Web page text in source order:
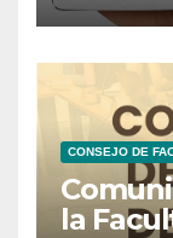
CONSEJO DE
la